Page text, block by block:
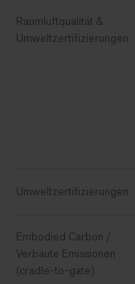
Raumluftqualität &
Umweltzertifizierungen
Umweltzertifizierungen
Embodied Carbon /
Verbaute Emissionen
(cradle-to-gate)